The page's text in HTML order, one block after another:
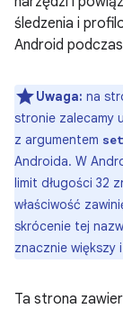
śledzenia i
Android
Uwaga: na
stronie zalecamy
z argumentem
Androida. W
limit długości 32
właściwość
skrócenie tej
znacznie większy
Ta strona